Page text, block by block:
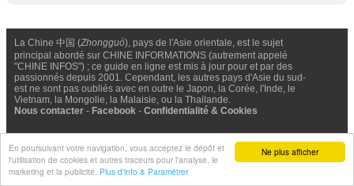
Ne plus afficher
En poursuivant votre navigation, vous acceptez le dépôt et
l'utilisation de cookies et autres traceurs pour l'analyse, le
marketing et la publicité. Plus d'info & Paramétrer
La Chine 中国 (Zhongguó), pays de l'Asie orientale, est le sujet
principal abordé sur CHINE INFORMATIONS (autrement appelé
"CHINE INFOS") ; ce guide en ligne est mis à jour pour et par des
passionnés depuis 2001. Cependant, les autres pays d'Asie du sud-
est ne sont pas oubliés avec en outre le Japon, la Corée, l'Inde, le
Vietnam, la Mongolie, la Malaisie, ou la Thailande.
Nous contacter - Facebook - Confidentialité & Cookies
© Chine Informations, 2026 - Tous droits réservés (depuis 2001)